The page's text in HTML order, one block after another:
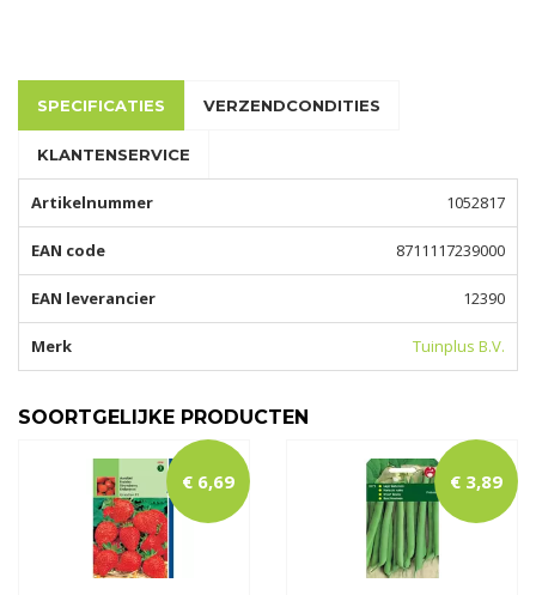
SPECIFICATIES VERZENDCONDITIES
KLANTENSERVICE
Artikelnummer 1052817
EAN code 8711117239000
EAN leverancier 12390
Merk Tuinplus B.V.
SOORTGELIJKE PRODUCTEN
€ 6,69 € 3,89